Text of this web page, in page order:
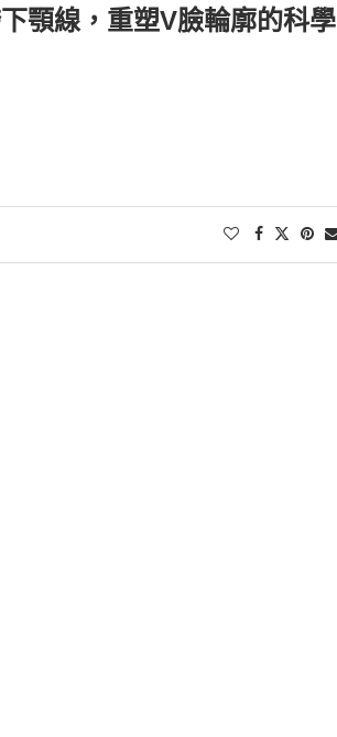
顎線，重塑V臉輪廓的科學